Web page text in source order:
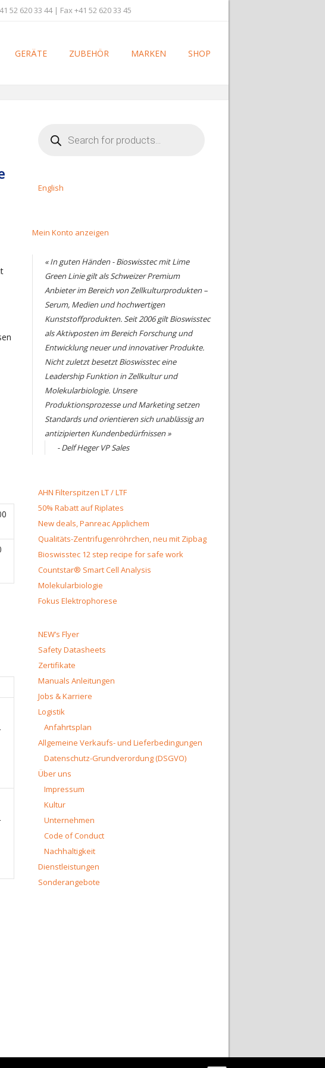
52 620 33 44 | Fax +41 52 620 33 45
GERÄTE ZUBEHÖR MARKEN SHOP
search
English
Mein Konto anzeigen
« In guten Händen - Bioswisstec mit Lime
Green Linie gilt als Schweizer Premium
Anbieter im Bereich von Zellkulturprodukten –
Serum, Medien und hochwertigen
Kunststoffprodukten. Seit 2006 gilt Bioswisstec
als Aktivposten im Bereich Forschung und
Entwicklung neuer und innovativer Produkte.
Nicht zuletzt besetzt Bioswisstec eine
Leadership Funktion in Zellkultur und
Molekularbiologie. Unsere
Produktionsprozesse und Marketing setzen
Standards und orientieren sich unablässig an
antizipierten Kundenbedürfnissen »
- Delf Heger VP Sales
AHN Filterspitzen LT / LTF
50% Rabatt auf Riplates
New deals, Panreac Applichem
Qualitäts-Zentrifugenröhrchen, neu mit Zipbag
Bioswisstec 12 step recipe for safe work
Countstar® Smart Cell Analysis
Molekularbiologie
Fokus Elektrophorese
NEW’s Flyer
Safety Datasheets
Zertifikate
Manuals Anleitungen
Jobs & Karriere
Logistik
Anfahrtsplan
Allgemeine Verkaufs- und Lieferbedingungen
Datenschutz-Grundverordung (DSGVO)
Über uns
Impressum
Kultur
Unternehmen
Code of Conduct
Nachhaltigkeit
Dienstleistungen
Sonderangebote